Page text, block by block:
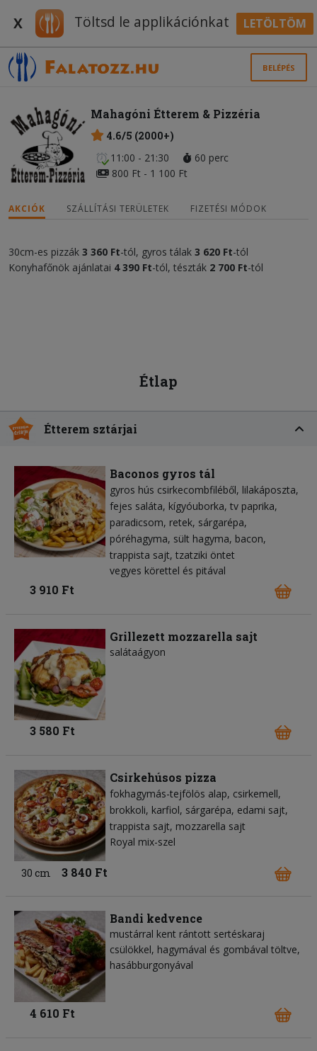
X Töltsd le applikációnkat LETÖLTÖM
BELÉPÉS
Mahagóni Étterem & Pizzéria
4.6/5 (2000+)
11:00 - 21:30
60 perc
800 Ft - 1 100 Ft
AKCIÓK SZÁLLÍTÁSI TERÜLETEK FIZETÉSI MÓDOK
30cm-es pizzák 3 360 Ft-tól, gyros tálak 3 620 Ft-tól
Konyhafőnök ajánlatai 4 390 Ft-tól, tészták 2 700 Ft-tól
Étlap
Étterem sztárjai
Baconos gyros tál
gyros hús csirkecombfiléből lilakáposzta
fejes saláta kígyóuborka tv paprika
paradicsom retek sárgarépa
póréhagyma sült hagyma bacon
trappista sajt tzatziki öntet
vegyes körettel és pitával
3 910 Ft
Grillezett mozzarella sajt
salátaágyon
3 580 Ft
Csirkehúsos pizza
fokhagymás-tejfölös alap csirkemell
brokkoli karfiol sárgarépa edami sajt
trappista sajt mozzarella sajt
Royal mix-szel
30 cm 3 840 Ft
Bandi kedvence
mustárral kent rántott sertéskaraj
csülökkel, hagymával és gombával töltve,
hasábburgonyával
4 610 Ft